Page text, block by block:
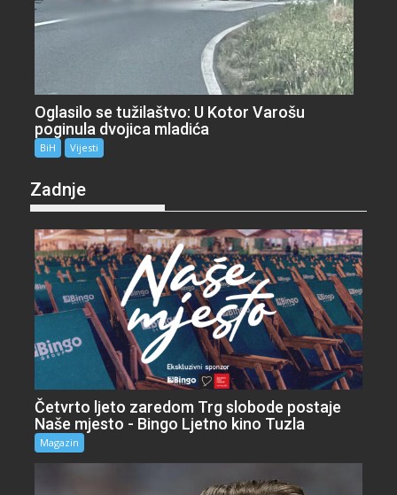
Oglasilo se tužilaštvo: U Kotor Varošu
poginula dvojica mladića
BiH Vijesti
Zadnje
Četvrto ljeto zaredom Trg slobode postaje
Naše mjesto - Bingo Ljetno kino Tuzla
Magazin